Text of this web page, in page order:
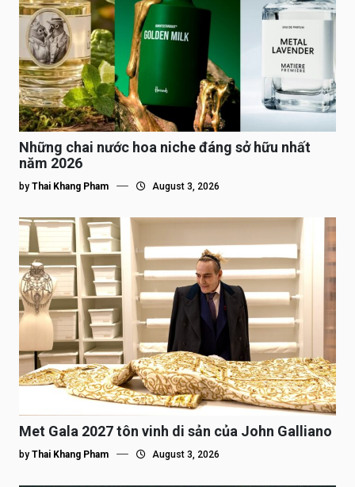
Những chai nước hoa niche đáng sở hữu nhất
năm 2026
by Thai Khang Pham August 3, 2026
Met Gala 2027 tôn vinh di sản của John Galliano
by Thai Khang Pham August 3, 2026